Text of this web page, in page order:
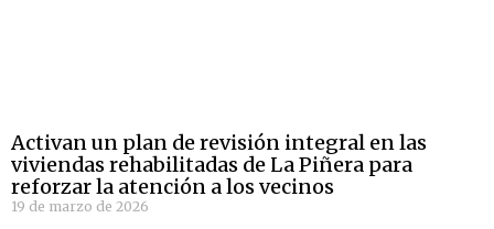
Activan un plan de revisión integral en las
viviendas rehabilitadas de La Piñera para
reforzar la atención a los vecinos
19 de marzo de 2026